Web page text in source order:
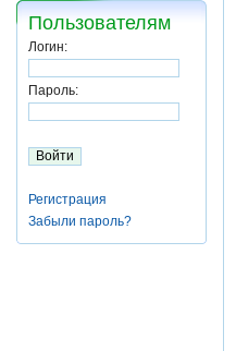
Пользователям
Логин:
Пароль:
Регистрация
Забыли пароль?